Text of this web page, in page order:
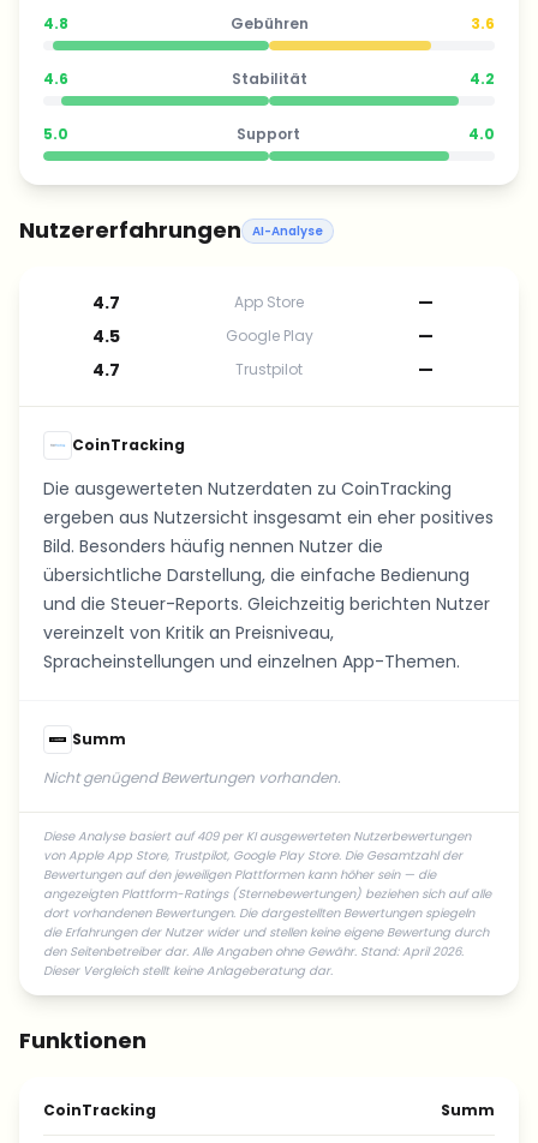
4.8 Gebühren 3.6
4.6 Stabilität 4.2
5.0 Support 4.0
Nutzererfahrungen AI-Analyse
4.7 App Store
—
4.5
Google Play
—
4.7
Trustpilot —
CoinTracking
Die ausgewerteten Nutzerdaten zu CoinTracking
ergeben aus Nutzersicht insgesamt ein eher positives
Bild. Besonders häufig nennen Nutzer die
übersichtliche Darstellung, die einfache Bedienung
und die Steuer-Reports. Gleichzeitig berichten Nutzer
vereinzelt von Kritik an Preisniveau,
Spracheinstellungen und einzelnen App-Themen.
Summ
Nicht genügend Bewertungen vorhanden.
Diese Analyse basiert auf 409 per KI ausgewerteten Nutzerbewertungen
von Apple App Store, Trustpilot, Google Play Store. Die Gesamtzahl der
Bewertungen auf den jeweiligen Plattformen kann höher sein — die
angezeigten Plattform-Ratings (Sternebewertungen) beziehen sich auf alle
dort vorhandenen Bewertungen. Die dargestellten Bewertungen spiegeln
die Erfahrungen der Nutzer wider und stellen keine eigene Bewertung durch
den Seitenbetreiber dar. Alle Angaben ohne Gewähr. Stand: April 2026.
Dieser Vergleich stellt keine Anlageberatung dar.
Funktionen
CoinTracking Summ